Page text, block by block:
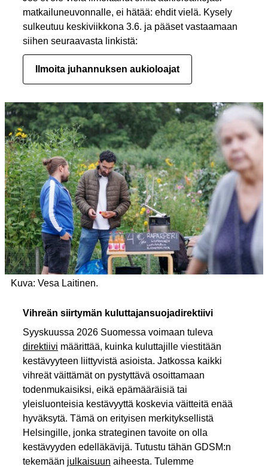
matkailuneuvonnalle, ei hätää: ehdit vielä. Kysely
sulkeutuu keskiviikkona 3.6. ja pääset vastaamaan
siihen seuraavasta linkistä:
Ilmoita juhannuksen aukioloajat
Kuva: Vesa Laitinen.
Vihreän siirtymän kuluttajansuojadirektiivi
Syyskuussa 2026 Suomessa voimaan tuleva
direktiivi määrittää, kuinka kuluttajille viestitään
kestävyyteen liittyvistä asioista. Jatkossa kaikki
vihreät väittämät on pystyttävä osoittamaan
todenmukaisiksi, eikä epämääräisiä tai
yleisluonteisia kestävyyttä koskevia väitteitä enää
hyväksytä. Tämä on erityisen merkityksellistä
Helsingille, jonka strateginen tavoite on olla
kestävyyden edelläkävijä. Tutustu tähän GDSM:n
tekemään julkaisuun aiheesta. Tulemme